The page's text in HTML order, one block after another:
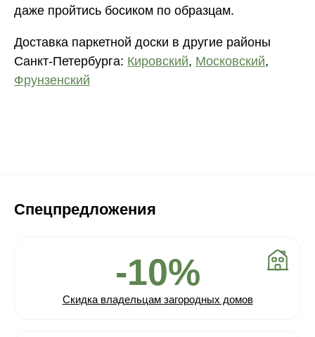
даже пройтись босиком по образцам.
Доставка паркетной доски в другие районы
Санкт-Петербурга: Кировский, Московский,
Фрунзенский
Спецпредложения
-10%
Скидка владельцам загородных домов